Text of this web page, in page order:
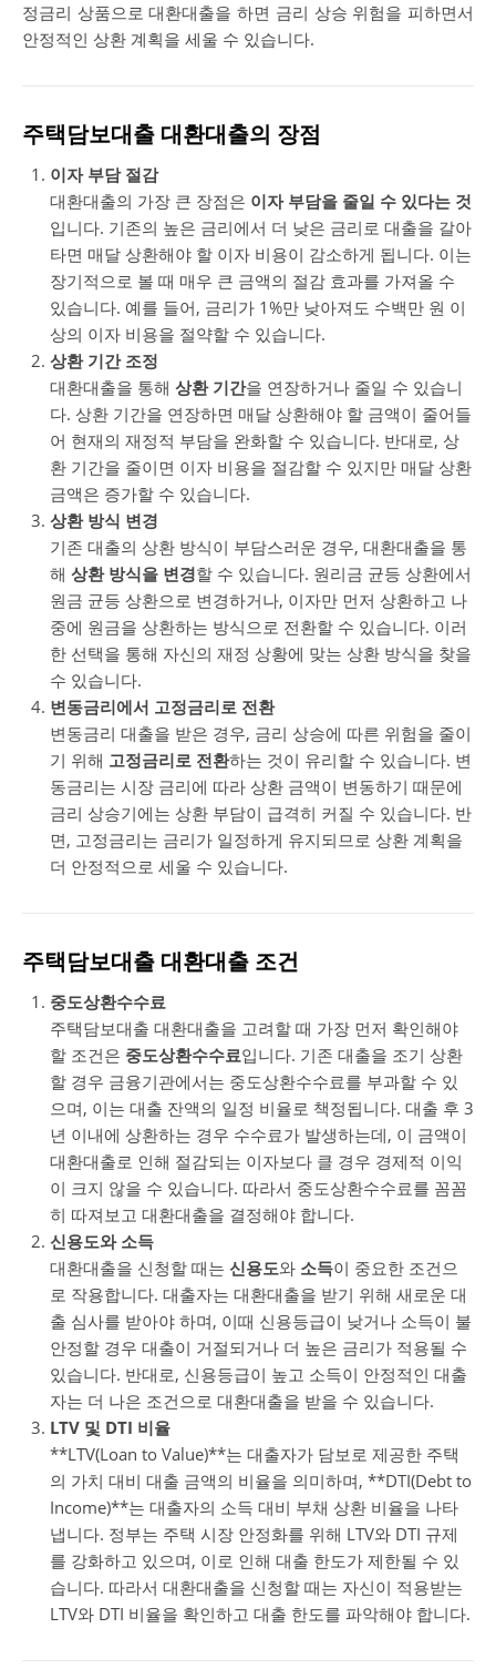
정금리 상품으로 대환대출을 하면 금리 상승 위험을 피하면서
안정적인 상환 계획을 세울 수 있습니다.
주택담보대출 대환대출의 장점
이자 부담 절감
대환대출의 가장 큰 장점은 이자 부담을 줄일 수 있다는 것
입니다. 기존의 높은 금리에서 더 낮은 금리로 대출을 갈아
타면 매달 상환해야 할 이자 비용이 감소하게 됩니다. 이는
장기적으로 볼 때 매우 큰 금액의 절감 효과를 가져올 수
있습니다. 예를 들어, 금리가 1%만 낮아져도 수백만 원 이
상의 이자 비용을 절약할 수 있습니다.
상환 기간 조정
대환대출을 통해 상환 기간을 연장하거나 줄일 수 있습니
다. 상환 기간을 연장하면 매달 상환해야 할 금액이 줄어들
어 현재의 재정적 부담을 완화할 수 있습니다. 반대로, 상
환 기간을 줄이면 이자 비용을 절감할 수 있지만 매달 상환
금액은 증가할 수 있습니다.
상환 방식 변경
기존 대출의 상환 방식이 부담스러운 경우, 대환대출을 통
해 상환 방식을 변경할 수 있습니다. 원리금 균등 상환에서
원금 균등 상환으로 변경하거나, 이자만 먼저 상환하고 나
중에 원금을 상환하는 방식으로 전환할 수 있습니다. 이러
한 선택을 통해 자신의 재정 상황에 맞는 상환 방식을 찾을
수 있습니다.
변동금리에서 고정금리로 전환
변동금리 대출을 받은 경우, 금리 상승에 따른 위험을 줄이
기 위해 고정금리로 전환하는 것이 유리할 수 있습니다. 변
동금리는 시장 금리에 따라 상환 금액이 변동하기 때문에
금리 상승기에는 상환 부담이 급격히 커질 수 있습니다. 반
면, 고정금리는 금리가 일정하게 유지되므로 상환 계획을
더 안정적으로 세울 수 있습니다.
주택담보대출 대환대출 조건
중도상환수수료
주택담보대출 대환대출을 고려할 때 가장 먼저 확인해야
할 조건은 중도상환수수료입니다. 기존 대출을 조기 상환
할 경우 금융기관에서는 중도상환수수료를 부과할 수 있
으며, 이는 대출 잔액의 일정 비율로 책정됩니다. 대출 후 3
년 이내에 상환하는 경우 수수료가 발생하는데, 이 금액이
대환대출로 인해 절감되는 이자보다 클 경우 경제적 이익
이 크지 않을 수 있습니다. 따라서 중도상환수수료를 꼼꼼
히 따져보고 대환대출을 결정해야 합니다.
신용도와 소득
대환대출을 신청할 때는 신용도와 소득이 중요한 조건으
로 작용합니다. 대출자는 대환대출을 받기 위해 새로운 대
출 심사를 받아야 하며, 이때 신용등급이 낮거나 소득이 불
안정할 경우 대출이 거절되거나 더 높은 금리가 적용될 수
있습니다. 반대로, 신용등급이 높고 소득이 안정적인 대출
자는 더 나은 조건으로 대환대출을 받을 수 있습니다.
LTV 및 DTI 비율
**LTV(Loan to Value)**는 대출자가 담보로 제공한 주택
의 가치 대비 대출 금액의 비율을 의미하며, **DTI(Debt to
Income)**는 대출자의 소득 대비 부채 상환 비율을 나타
냅니다. 정부는 주택 시장 안정화를 위해 LTV와 DTI 규제
를 강화하고 있으며, 이로 인해 대출 한도가 제한될 수 있
습니다. 따라서 대환대출을 신청할 때는 자신이 적용받는
LTV와 DTI 비율을 확인하고 대출 한도를 파악해야 합니다.